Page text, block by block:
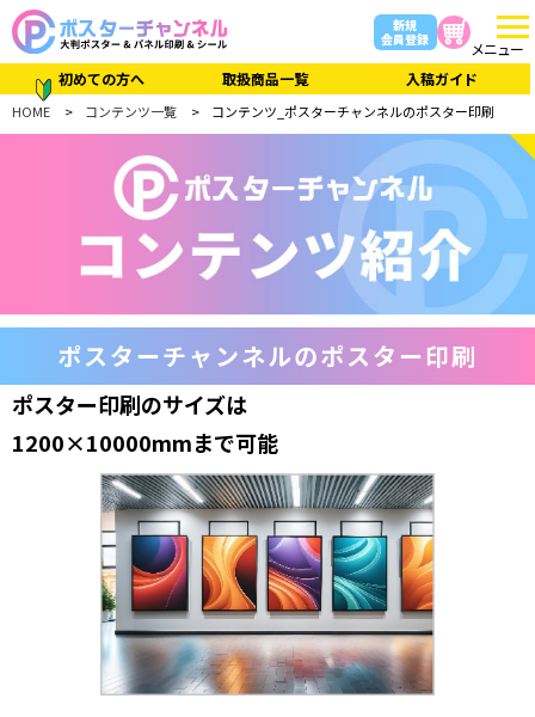
新規
会員登録
メニュー
初めての方へ
取扱商品一覧 入稿ガイド
HOME コンテンツ一覧 コンテンツ_ポスターチャンネルのポスター印刷
ポスターチャンネルのポスター印刷
ポスター印刷のサイズは
1200×10000mmまで可能